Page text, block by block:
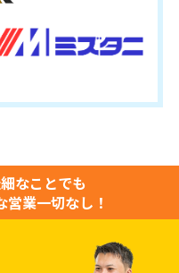
なことでも
営業一切なし！